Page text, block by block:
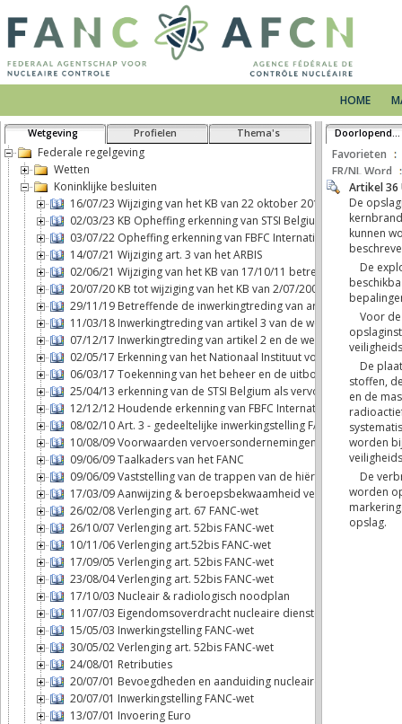
HOME
Wetgeving Profielen Thema's
Federale regelgeving
Wetten
Koninklijke besluiten
16/07/23 Wijziging van het KB van 22 oktober 2017 betreffende
02/03/23 KB Opheffing erkenning van STSI Belgium als
03/07/22 Opheffing erkenning van FBFC International als
14/07/21 Wijziging art. 3 van het ARBIS
02/06/21 Wijziging van het KB van 17/10/11 betreffende fysieke
20/07/20 KB tot wijziging van het KB van 2/07/2001 BSS
29/11/19 Betreffende de inwerkingtreding van artikel 2, b), van
11/03/18 Inwerkingtreding van artikel 3 van de wet van 7 mei
07/12/17 Inwerkingtreding van artikel 2 en de wettelijke
02/05/17 Erkenning van het Nationaal Instituut voor Radio-
06/03/17 Toekenning van het beheer en de uitbouw van een
25/04/13 erkenning van de STSI Belgium als vervoerder van
12/12/12 Houdende erkenning van FBFC International als
08/02/10 Art. 3 - gedeeltelijke inwerkingstelling FANC-wet
10/08/09 Voorwaarden vervoersondernemingen
09/06/09 Taalkaders van het FANC
09/06/09 Vaststelling van de trappen van de hiërarchie
17/03/09 Aanwijzing & beroepsbekwaamheid
26/02/08 Verlenging art. 67 FANC-wet
26/10/07 Verlenging art. 52bis FANC-wet
10/11/06 Verlenging art.52bis FANC-wet
17/09/05 Verlenging art. 52bis FANC-wet
23/08/04 Verlenging art. 52bis FANC-wet
17/10/03 Nucleair & radiologisch noodplan
11/07/03 Eigendomsoverdracht nucleaire diensten - FANC
15/05/03 Inwerkingstelling FANC-wet
30/05/02 Verlenging art. 52bis FANC-wet
24/08/01 Retributies
20/07/01 Bevoegdheden en aanduiding nucleaire inspecteurs
20/07/01 Inwerkingstelling FANC-wet
13/07/01 Invoering Euro
Doorlopende tekst
Favorieten
FR/NL Word